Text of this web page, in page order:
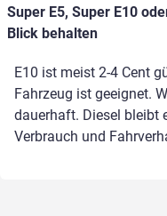
Super E5, Super E10
Blick behalten
E10 ist meist 2-4 Cent
Fahrzeug ist geeignet.
dauerhaft. Diesel bleibt
Verbrauch und